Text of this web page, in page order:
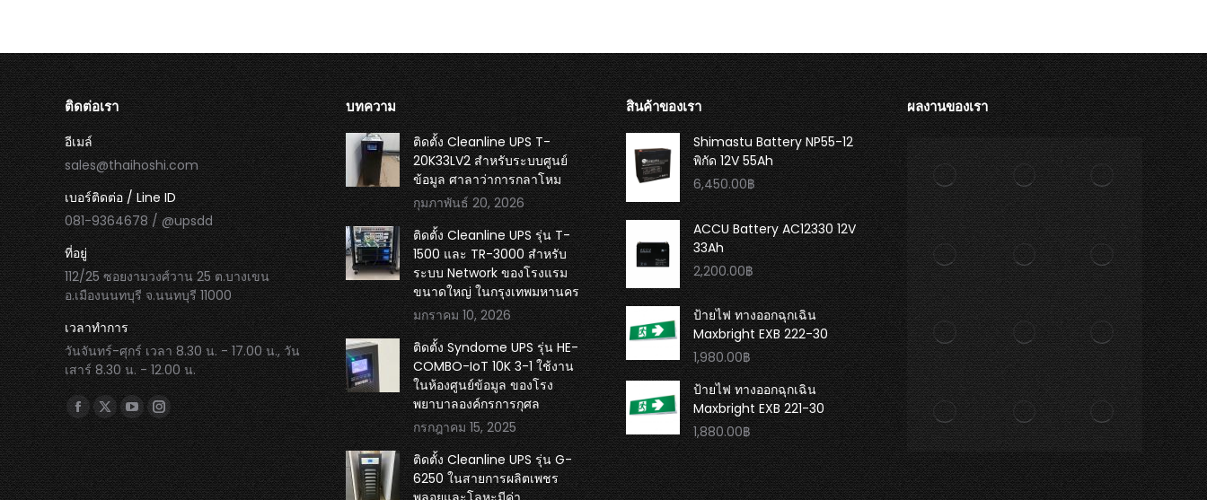
ติดต่อเรา
อีเมล์
sales@thaihoshi.com
เบอร์ติดต่อ / Line ID
081-9364678 / @upsdd
ที่อยู่
112/25 ซอยงามวงศ์วาน 25 ต.บางเขน
อ.เมืองนนทบุรี จ.นนทบุรี 11000
เวลาทำการ
วันจันทร์-ศุกร์ เวลา 8.30 น. - 17.00 น., วัน
เสาร์ 8.30 น. - 12.00 น.
Find us on:
Facebook
page
opens
in
X
page
opens
in
YouTube
page
opens
in
Instagram
page
opens
in
บทความ
ติดตั้ง Cleanline UPS T-
20K33LV2 สำหรับระบบศูนย์
ข้อมูล ศาลาว่าการกลาโหม
กุมภาพันธ์ 20, 2026
ติดตั้ง Cleanline UPS รุ่น T-
1500 และ TR-3000 สำหรับ
ระบบ Network ของโรงแรม
ขนาดใหญ่ ในกรุงเทพมหานคร
มกราคม 10, 2026
ติดตั้ง Syndome UPS รุ่น HE-
COMBO-IoT 10K 3-1 ใช้งาน
ในห้องศูนย์ข้อมูล ของโรง
พยาบาลองค์กรการกุศล
กรกฎาคม 15, 2025
ติดตั้ง Cleanline UPS รุ่น G-
6250 ในสายการผลิตเพชร
สินค้าของเรา
Shimastu Battery NP55-12
พิกัด 12V 55Ah
6,450.00฿
ACCU Battery AC12330 12V
33Ah
2,200.00฿
ป้ายไฟ ทางออกฉุกเฉิน
Maxbright EXB 222-30
1,980.00฿
ป้ายไฟ ทางออกฉุกเฉิน
Maxbright EXB 221-30
1,880.00฿
ผลงานของเรา